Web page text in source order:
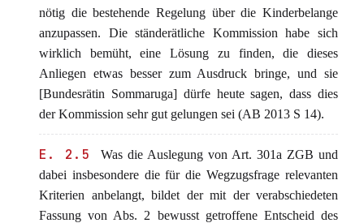
nötig die bestehende Regelung über die Kinderbelange
anzupassen. Die ständerätliche Kommission habe sich
wirklich bemüht, eine Lösung zu finden, die dieses
Anliegen etwas besser zum Ausdruck bringe, und sie
[Bundesrätin Sommaruga] dürfe heute sagen, dass dies
der Kommission sehr gut gelungen sei (AB 2013 S 14).
E. 2.5
Was die Auslegung von Art. 301a ZGB und
dabei insbesondere die für die Wegzugsfrage relevanten
Kriterien anbelangt, bildet der mit der verabschiedeten
Fassung von Abs. 2 bewusst getroffene Entscheid des